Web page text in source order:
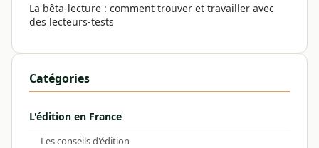
La bêta-lecture : comment trouver et travailler avec
des lecteurs-tests
Catégories
L'édition en France
Les conseils d'édition